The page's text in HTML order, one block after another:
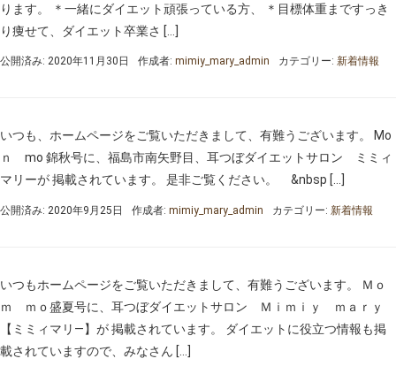
ります。 ＊一緒にダイエット頑張っている方、 ＊目標体重まですっき
り痩せて、ダイエット卒業さ […]
公開済み: 2020年11月30日 作成者: mimiy_mary_admin カテゴリー: 新着情報
いつも、ホームページをご覧いただきまして、有難うございます。 Mo
ｎ mo 錦秋号に、福島市南矢野目、耳つぼダイエットサロン ミミィ
マリーが 掲載されています。 是非ご覧ください。 &nbsp […]
公開済み: 2020年9月25日 作成者: mimiy_mary_admin カテゴリー: 新着情報
いつもホームページをご覧いただきまして、有難うございます。 Ｍｏ
ｍ ｍｏ盛夏号に、耳つぼダイエットサロン Ｍｉｍｉｙ ｍａｒｙ
【ミミィマリ―】が 掲載されています。 ダイエットに役立つ情報も掲
載されていますので、みなさん […]